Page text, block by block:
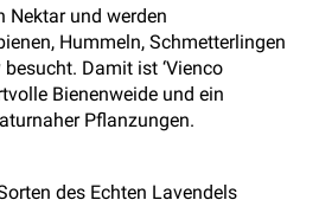
Nektar und werden
Hummeln, Schmetterlingen
Damit ist ‘Vienco
Bienenweide und ein
Pflanzungen.
des Echten Lavendels